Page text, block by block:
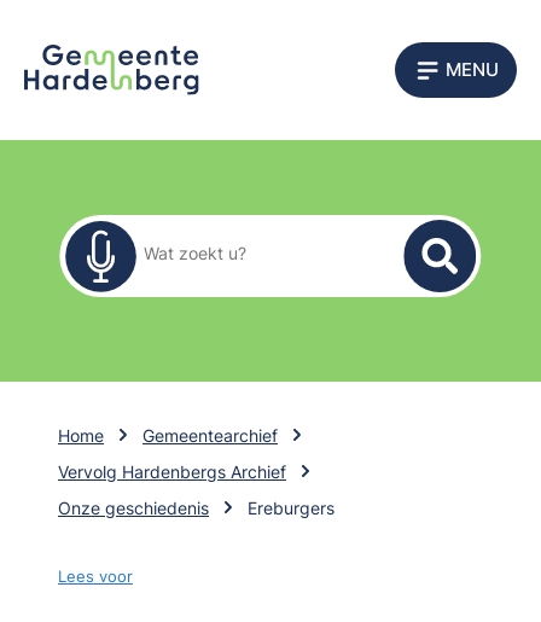
MENU
Zoekformulier
Wat zoekt u?
Home
Gemeentearchief
Vervolg Hardenbergs Archief
Onze geschiedenis
Ereburgers
Lees voor